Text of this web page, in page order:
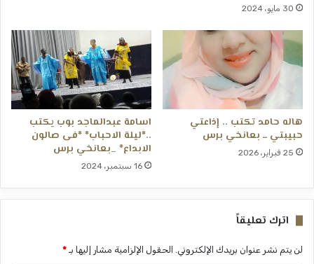
30 مايو، 2024
هاله حامد تكتب .. إذاعتي
حبيبتي ــ بعانخي برس
25 فبراير، 2026
اسامة عبدالماجد بوب يكتب
..*ليلة الاحباب* *فى صالون
الابداع* _بعانخي برس
16 سبتمبر، 2024
اترك تعليقاً
لن يتم نشر عنوان بريدك الإلكتروني. الحقول الإلزامية مشار إليها بـ *